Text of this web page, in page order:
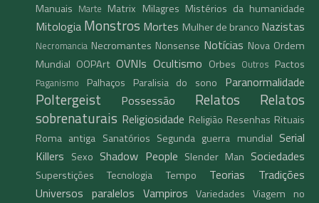
Manuais Marte Matrix Milagres Mistérios da humanidade
Mitologia Monstros Mortes Mulher de branco Nazistas
Necromancia Necromantes Nonsense Notícias Nova Ordem
Mundial OOPArt OVNIs Ocultismo Orbes Outros Pactos
Paganismo Palhaços Paralisia do sono Paranormalidade
Poltergeist Possessão Relatos
Relatos
sobrenaturais Religiosidade Religião Resenhas Rituais
Roma antiga Sanatórios Segunda guerra mundial Serial
Killers Sexo Shadow People Slender Man Sociedades
Superstições Tecnologia Tempo Teorias
Tradições
Universos paralelos Vampiros Variedades Viagem no